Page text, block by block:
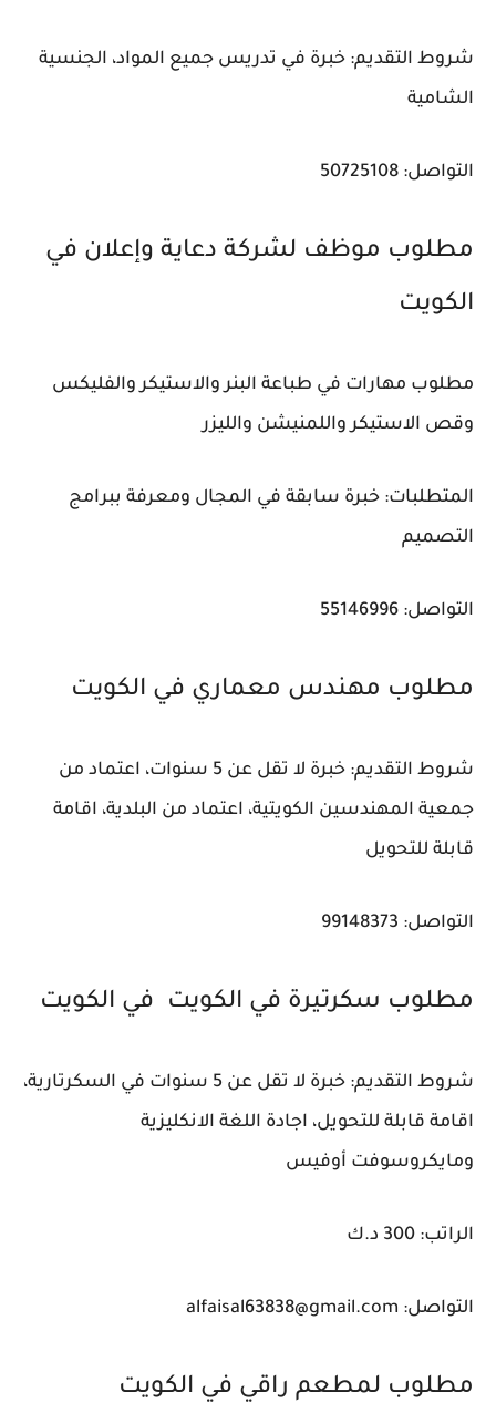
شروط التقديم: خبرة في تدريس جميع المواد، الجنسية
الشامية
التواصل: 50725108
مطلوب موظف لشركة دعاية وإعلان في
الكويت
مطلوب مهارات في طباعة البنر والاستيكر والفليكس
وقص الاستيكر واللمنيشن والليزر
المتطلبات: خبرة سابقة في المجال ومعرفة ببرامج
التصميم
التواصل: 55146996
مطلوب مهندس معماري في الكويت
شروط التقديم: خبرة لا تقل عن 5 سنوات، اعتماد من
جمعية المهندسين الكويتية، اعتماد من البلدية، اقامة
قابلة للتحويل
التواصل: 99148373
مطلوب سكرتيرة في الكويت في الكويت
شروط التقديم: خبرة لا تقل عن 5 سنوات في السكرتارية،
اقامة قابلة للتحويل، اجادة اللغة الانكليزية
ومايكروسوفت أوفيس
الراتب: 300 د.ك
التواصل: alfaisal63838@gmail.com
مطلوب لمطعم راقي في الكويت